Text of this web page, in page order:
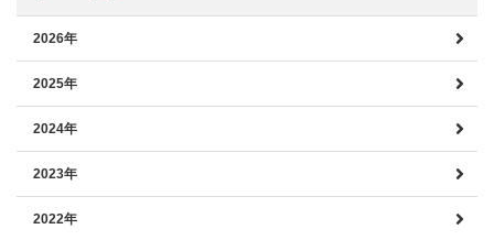
2026年
2025年
2024年
2023年
2022年